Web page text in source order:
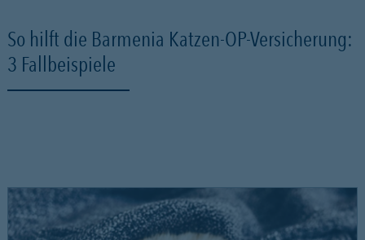
So hilft die Barmenia Katzen-OP-Versicherung:
3 Fallbeispiele